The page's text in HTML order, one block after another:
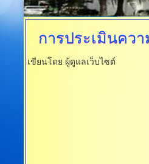
การประเมินคว
เขียนโดย ผู้ดูแลเว็บไซต์